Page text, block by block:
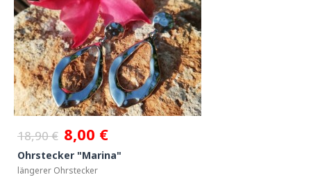
18,90 € 8,00 €
Ohrstecker "Marina"
längerer Ohrstecker